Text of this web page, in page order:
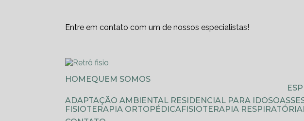
Entre em contato com um de nossos especialistas!
HOME
QUEM SOMOS
ADAPTAÇÃO AMBIENTAL RESIDENCIAL PARA IDOSO
FISIOTERAPIA ORTOPÉDICA
FISIOTERAPIA RESPIRATÓRIA